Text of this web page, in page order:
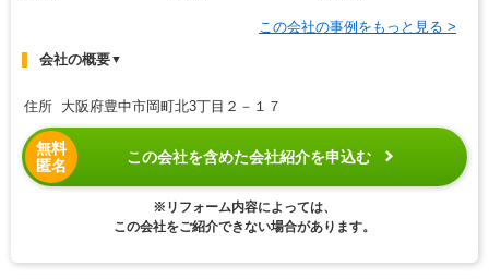
この会社の事例をもっと見る >
会社の概要▼
住所 大阪府豊中市岡町北3丁目２－１７
無料
匿名
この会社を含めた会社紹介を申込む
※リフォーム内容によっては、
この会社をご紹介できない場合があります。